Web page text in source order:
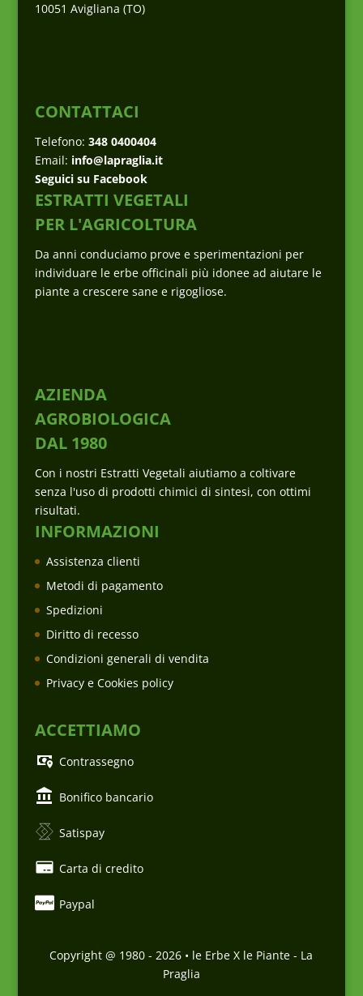
10051 Avigliana (TO)
CONTATTACI
Telefono: 348 0400404
Email: info@lapraglia.it
Seguici su Facebook
ESTRATTI VEGETALI
PER L'AGRICOLTURA
Da anni conduciamo prove e sperimentazioni per
individuare le erbe officinali più idonee ad aiutare le
piante a crescere sane e rigogliose.
AZIENDA
AGROBIOLOGICA
DAL 1980
Con i nostri Estratti Vegetali aiutiamo a coltivare
senza l'uso di prodotti chimici di sintesi, con ottimi
risultati.
INFORMAZIONI
Assistenza clienti
Metodi di pagamento
Spedizioni
Diritto di recesso
Condizioni generali di vendita
Privacy e Cookies policy
ACCETTIAMO
Contrassegno
Bonifico bancario
Satispay
Carta di credito
Paypal
Copyright @ 1980 - 2026 • le Erbe X le Piante - La
Praglia